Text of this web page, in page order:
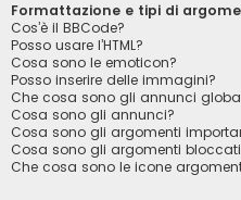
Formattazione e tipi di
Cos’è il BBCode?
Posso usare l’HTML?
Cosa sono le emoticon?
Posso inserire delle immagini?
Che cosa sono gli annunci
Cosa sono gli annunci?
Cosa sono gli argomenti
Cosa sono gli argomenti
Che cosa sono le icone